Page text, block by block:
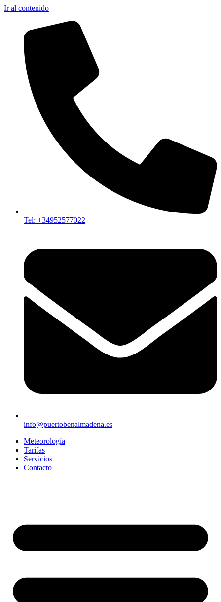
Ir al contenido
Tel: +34952577022
info@puertobenalmadena.es
Meteorología
Tarifas
Servicios
Contacto